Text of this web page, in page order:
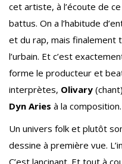
cet artiste, à l’écoute de
battus. On a l’habitude
et du rap, mais finalement
l’urbain. Et c’est
forme le producteur et
interprètes, Olivary
Dyn Aries à la composition.
Un univers folk et plutôt
dessine à première vue.